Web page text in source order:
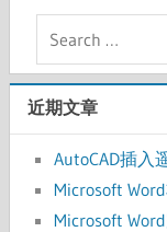
近期文章
AutoCAD插入
Microsoft
Microsoft